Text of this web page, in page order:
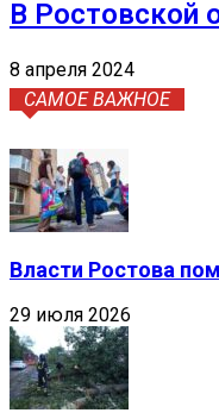
В Ростовской
8 апреля 2024
САМОЕ ВАЖНОЕ
Власти Ростова
29 июля 2026